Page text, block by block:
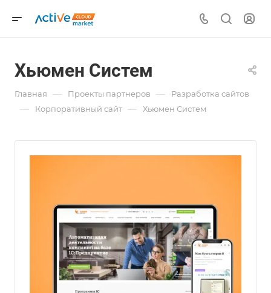
Хьюмен Систем
Главная — Проекты партнеров — Разработка сайтов
— Корпоративный сайт — Хьюмен Систем